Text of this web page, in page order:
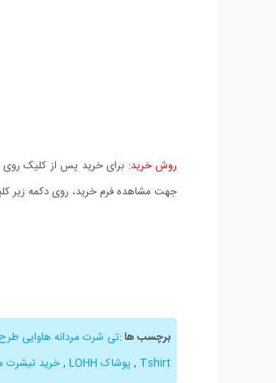
روش خرید: برای خرید پس از کلیک روی
جهت مشاهده فرم خرید، روی دکمه زیر
برچسب ها:تی شرت مردانه هاوایی طرح LOHH
Tshirt
, پوشاک LOHH ,خرید تیشرت